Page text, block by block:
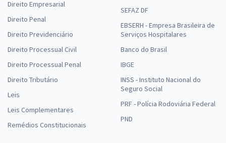
Direito Empresarial
Direito Penal
Direito Previdenciário
Direito Processual Civil
Direito Processual Penal
Direito Tributário
Leis
Leis Complementares
Remédios Constitucionais
SEFAZ DF
EBSERH - Empresa Brasileira de
Serviços Hospitalares
Banco do Brasil
IBGE
INSS - Instituto Nacional do
Seguro Social
PRF - Polícia Rodoviária Federal
PND